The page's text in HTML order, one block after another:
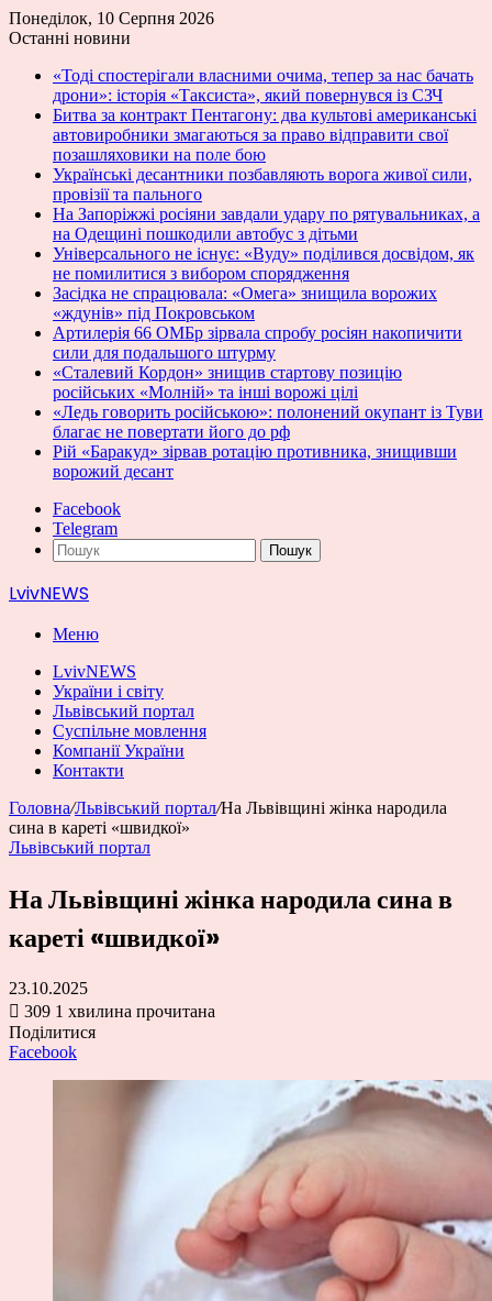
Понеділок, 10 Серпня 2026
Останні новини
«Тоді спостерігали власними очима, тепер за нас бачать
дрони»: історія «Таксиста», який повернувся із СЗЧ
Битва за контракт Пентагону: два культові американські
автовиробники змагаються за право відправити свої
позашляховики на поле бою
Українські десантники позбавляють ворога живої сили,
провізії та пального
На Запоріжжі росіяни завдали удару по рятувальниках, а
на Одещині пошкодили автобус з дітьми
Універсального не існує: «Вуду» поділився досвідом, як
не помилитися з вибором спорядження
Засідка не спрацювала: «Омега» знищила ворожих
«ждунів» під Покровськом
Артилерія 66 ОМБр зірвала спробу росіян накопичити
сили для подальшого штурму
«Сталевий Кордон» знищив стартову позицію
російських «Молній» та інші ворожі цілі
«Ледь говорить російською»: полонений окупант із Туви
благає не повертати його до рф
Рій «Баракуд» зірвав ротацію противника, знищивши
ворожий десант
Facebook
Telegram
Пошук
LvivNEWS
Меню
LvivNEWS
України і світу
Львівський портал
Суспільне мовлення
Компанії України
Контакти
Головна/Львівський портал/На Львівщині жінка народила
сина в кареті «швидкої»
Львівський портал
На Львівщині жінка народила сина в
кареті «швидкої»
23.10.2025
309 1 хвилина прочитана
Поділитися
Facebook